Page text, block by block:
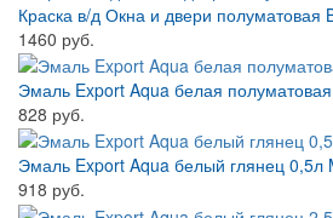
Краска в/д Окна и двери полуматовая
1460 руб.
Эмаль Export Aqua белая
828 руб.
Эмаль Export Aqua белый глянец 0,5л
918 руб.